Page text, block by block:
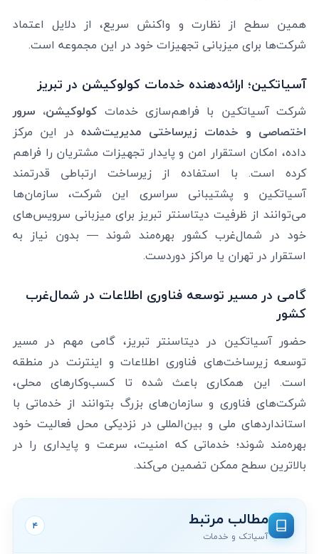
همین سطح از نظارت و واکنش سریع، از دلایل اعتماد
شرکت‌ها برای میزبانی تجهیزات خود در این مجموعه است.
آسیاتکین؛ ارائه‌دهنده خدمات کولوکیشن در تبریز
شرکت آسیاتکین با فراهم‌سازی خدمات کولوکیشن، سرور
اختصاصی و خدمات زیرساختی مدیریت‌شدهدر این مرکز
داده، امکان استقرار امن و پایدار تجهیزات مشتریان را فراهم
کرده است. با استفاده از زیرساخت ارتباطی قدرتمند
آسیاتکین و پشتیبانی سراسری این شرکت، سازمان‌ها
می‌توانند از ظرفیت دیتاسنتر تبریز برای میزبانی سرویس‌های
خود در شمال‌غرب کشور بهره‌مند شوند — بدون نیاز به
استقرار در تهران یا مراکز دوردست.
گامی در مسیر توسعه فناوری اطلاعات در شمال‌غرب
کشور
حضور آسیاتکین در دیتاسنتر تبریز، گامی مهم در مسیر
توسعه زیرساخت‌های فناوری اطلاعات و اینترنت در منطقه
است. این همکاری باعث شده تا کسب‌وکارهای محلی،
شرکت‌های فناوری و سازمان‌های بزرگ بتوانند از خدماتی با
استانداردهای ملی و بین‌المللی در نزدیکی محل فعالیت خود
بهره‌مند شوند؛ خدماتی که امنیت، سرعت و پایداری را در
بالاترین سطح ممکن تضمین می‌کند.
مطالب مرتبط
آسیاتک و خدمات
۴